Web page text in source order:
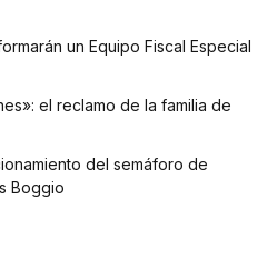
un Equipo Fiscal Especial
el reclamo de la familia de
del semáforo de
Boggio